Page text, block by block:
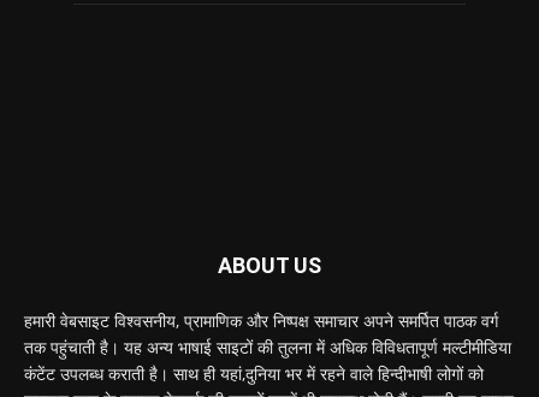
ABOUT US
हमारी वेबसाइट विश्वसनीय, प्रामाणिक और निष्पक्ष समाचार अपने समर्पित पाठक वर्ग
तक पहुंचाती है। यह अन्य भाषाई साइटों की तुलना में अधिक विविधतापूर्ण मल्टीमीडिया
कंटेंट उपलब्ध कराती है। साथ ही यहां,दुनिया भर में रहने वाले हिन्दीभाषी लोगों को